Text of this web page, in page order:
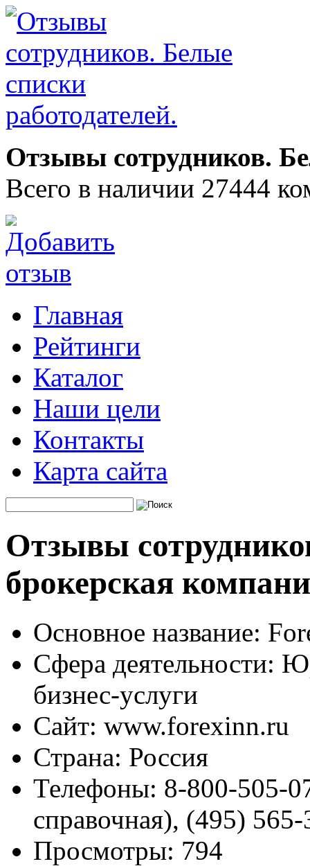
Отзывы сотрудников.
Всего в наличии 27444
Главная
Рейтинги
Каталог
Наши цели
Контакты
Карта сайта
Отзывы
брокерская
Основное название:
Сфера деятельности:
бизнес-услуги
Сайт: www.forexinn.ru
Страна: Россия
Телефоны: 8-800-505-
справочная), (495)
Просмотры: 794